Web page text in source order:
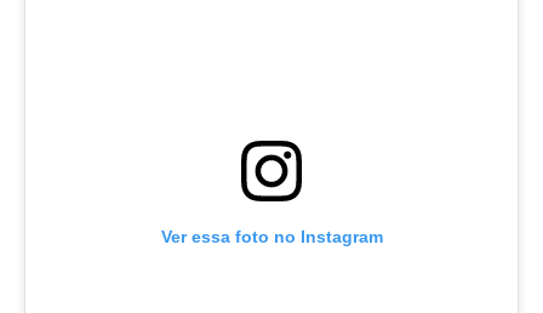
Ver essa foto no Instagram